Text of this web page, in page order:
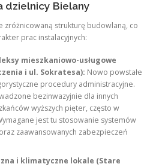
dzielnicy Bielany
zróżnicowaną strukturę budowlaną, co
prac instalacyjnych:
mieszkaniowo-usługowe
i ul. Sokratesa): Nowo powstałe
procedury administracyjne.
bezinwazyjnie dla innych
wyższych pięter, często w
jest tu stosowanie systemów
zaawansowanych zabezpieczeń
i klimatyczne lokale (Stare